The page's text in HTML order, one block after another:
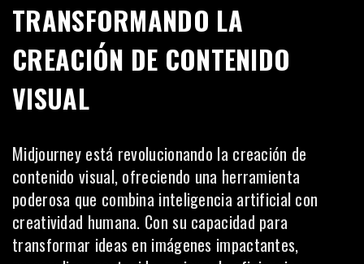
TRANSFORMANDO LA
CREACIÓN DE CONTENIDO
VISUAL
Midjourney está revolucionando la creación de
contenido visual, ofreciendo una herramienta
poderosa que combina inteligencia artificial con
creatividad humana. Con su capacidad para
transformar ideas en imágenes impactantes,